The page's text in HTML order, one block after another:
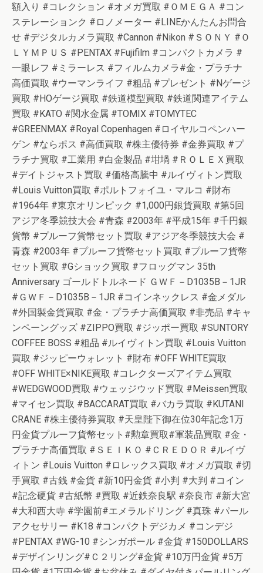
額入り #コレクション #オメガ買取 #ＯＭＥＧＡ #コン
ステレーションク #ロノメーター #LINEかんたんお問合
せ #デジタルカメラ買取 #Cannon #Nikon #ＳＯＮＹ #Ｏ
ＬＹＭＰＵＳ #PENTAX #Fujifilm #コンパクトカメラ #
一眼レフ #ミラーレス #フィルムカメラ#金・プラチナ
高価買取 #ウーマンライフ #粗品 #プレゼント #Nゲージ
買取 #HOゲージ買取 #鉄道模型買取 #鉄道関連アイテム
買取 #KATO #関水金属 #TOMIX #TOMYTEC
#GREENMAX #Royal Copenhagen #ロイヤルコペンハー
ゲン #ならポス #高価買取 #株主優待券 #金券買取 #プ
ラチナ買取 #工業用 #白金製品 #坩堝 #ＲＯＬＥＸ買取
#デイトジャスト買取 #価格高騰中 #ルイヴィトン買取
#Louis Vuitton買取 #ポルトフォイユ・マルコ #財布
#1964年 #東京オリンピック #1,000円銀貨買取 #第5回
アジア冬季競技大会 #青森 #2003年 #平成15年 #千円銀
貨幣 #プルーフ貨幣セット買取 #アジア冬季競技大会 #
青森 #2003年 #プルーフ貨幣セット買取 #プルーフ貨幣
セット買取 #Gショック買取 #フロッグマン 35th
Anniversary ゴールドトルネード ＧＷＦ－D1035B－1JR
#ＧＷＦ－D1035B－1JR #コインネックレス #金メダル
#外国製金貨買取 #金・プラチナ高価買取 #非売品 #キャ
ンペーングッズ #ZIPPO買取 #ジッポー買取 #SUNTORY
COFFEE BOSS #粗品 #ルイヴィトン買取 #Louis Vuitton
買取 #ジッピーウォレット #財布 #OFF WHITE買取
#OFF WHITE×NIKE買取 #コレクターズアイテム買取
#WEDGWOOD買取 #ウェッジウッド買取 #Meissen買取
#マイセン買取 #BACCARAT買取 #バカラ買取 #KUTANI
CRANE #株主優待券買取 #天皇陛下御在位30年記念1万
円金貨プルーフ貨幣セット#勲章買取#軍装品買取 #金・
プラチナ高価買取 #ＳＥＩＫＯ #ＣＲＥＤＯＲ #ルイヴ
ィトン #Louis Vuitton #ロレックス買取 #オメガ買取 #切
手買取 #古銭 #金貨 #新10円金貨 #小判 #大判 #コイン
#記念硬貨 #古紙幣 #買取 #近鉄奈良駅 #奈良市 #新大宮
#大和西大寺 #学園前#エメラルドリング #真珠 #パール
アクセサリー #K18 #コンパクトデジカメ #コンデジ
#PENTAX #WG-10 #シンガポール #金貨 #150DOLLARS
#デザインリング#Ｃ２リング#金貨 #10万円金貨 #5万